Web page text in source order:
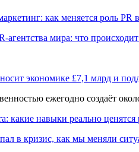
как меняется роль PR
мира: что
экономике £7,1 млрд и
ежегодно создаёт
какие навыки реально ценятся
в кризис, как мы меняли